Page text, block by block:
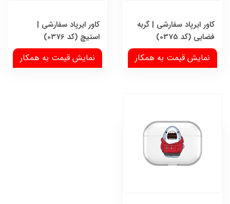
کاور ایرپاد سفارشی | گربه
فضایی (کد 0375)
نمایش قیمت به همکار
کاور ایرپاد سفارشی |
استیچ (کد 0376)
نمایش قیمت به همکار